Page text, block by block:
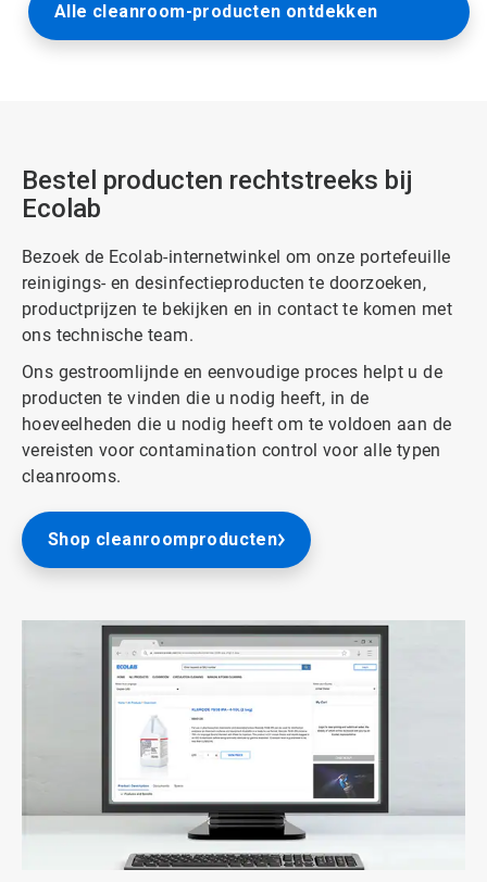
Alle cleanroom-producten ontdekken
Bestel producten rechtstreeks bij
Ecolab
Bezoek de Ecolab-internetwinkel om onze portefeuille
reinigings- en desinfectieproducten te doorzoeken,
productprijzen te bekijken en in contact te komen met
ons technische team.
Ons gestroomlijnde en eenvoudige proces helpt u de
producten te vinden die u nodig heeft, in de
hoeveelheden die u nodig heeft om te voldoen aan de
vereisten voor contamination control voor alle typen
cleanrooms.
Shop cleanroomproducten